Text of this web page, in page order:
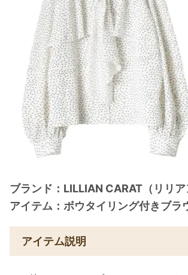
ブランド：LILLIAN CARAT（リリア
アイテム：ボウタイリング付きブラ
アイテム説明